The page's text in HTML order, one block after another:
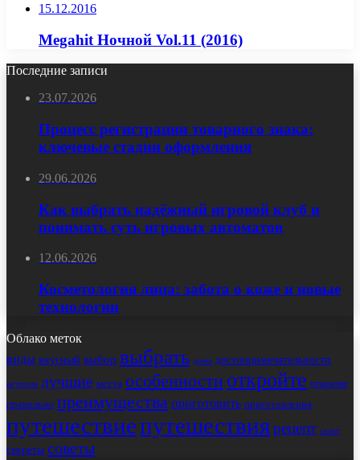
15.12.2016
Megahit Ночной Vol.11 (2016)
Последние записи
23.07.2026
Процесс регистрации товарного знака:
ключевые стадии оформления
29.06.2026
Как выбрать надёжный игровой клуб и
понимать суть игровых автоматов
12.06.2026
Косметология лица: забота о коже и новые
технологии
Облако меток
виды вкусный выбор выбрать дома достопримечательности
история лучшие места особенности откройте открытие
правильно преимущества приготовить приготовления
путешествиепутешествиярецепт салат
секреты советы